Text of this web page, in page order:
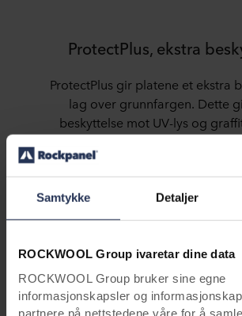
Samtykke Detaljer
ROCKWOOL Group ivaretar dine data
ROCKWOOL Group bruker sine egne
informasjonskapsler og
partnere på nettstedene våre for å
ProtectPlus, ekstra
ProtectPlus gir platene et ekstra
lag over grunnfargen. Dette
beskyttelse mot UV-lys og
ganske enkelt bort med regnvann.
belegget er løsemiddelbestandig
rengjøringsmidler.